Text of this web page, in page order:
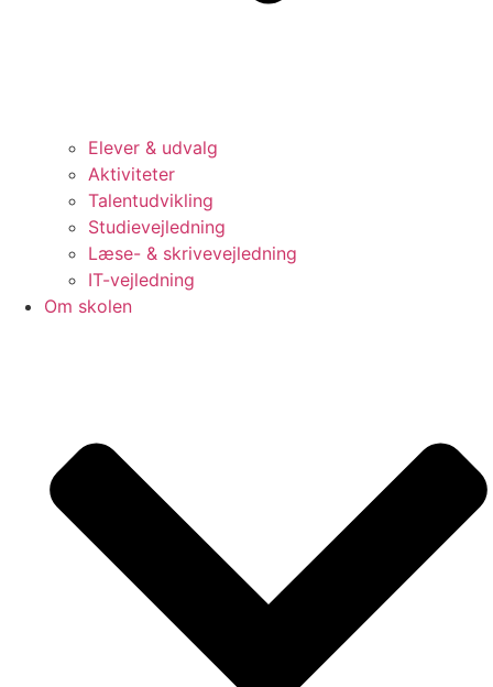
Elever & udvalg
Aktiviteter
Talentudvikling
Studievejledning
Læse- & skrivevejledning
IT-vejledning
Om skolen